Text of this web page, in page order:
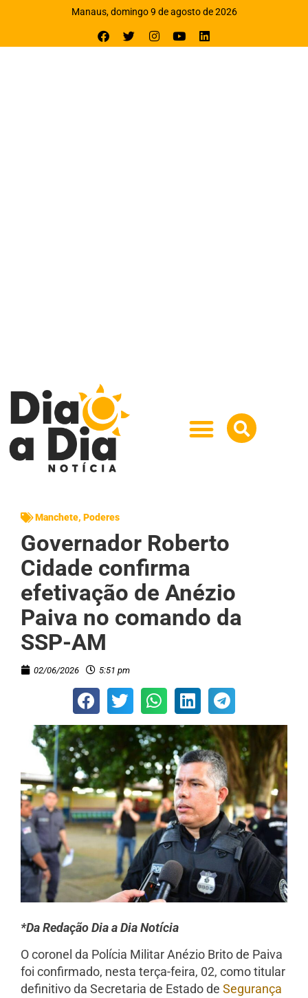
Manaus, domingo 9 de agosto de 2026
Manchete, Poderes
Governador Roberto
Cidade confirma
efetivação de Anézio
Paiva no comando da
SSP-AM
02/06/2026 5:51 pm
*Da Redação Dia a Dia Notícia
O coronel da Polícia Militar Anézio Brito de Paiva
foi confirmado, nesta terça-feira, 02, como titular
definitivo da Secretaria de Estado de Segurança